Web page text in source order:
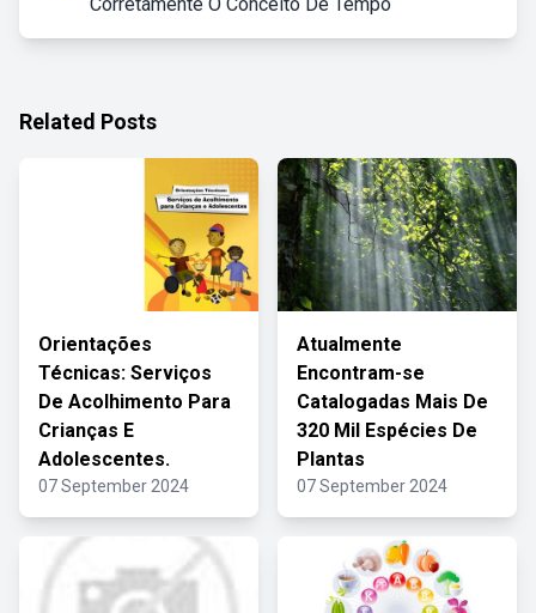
Related Posts
Orientações
Técnicas: Serviços
De Acolhimento Para
Crianças E
Adolescentes.
07 September 2024
Atualmente
Encontram-se
Catalogadas Mais De
320 Mil Espécies De
Plantas
07 September 2024